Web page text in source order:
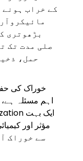
کے خراب
بڑھوتری
صلی مدت تک
حمل،
اہم مسئلہ ہے،
مؤثر اور